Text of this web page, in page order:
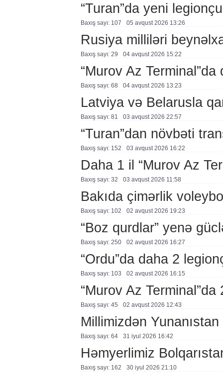
“Turan”da yeni legionçu
Baxış sayı: 107 05 avqust 2026 13:26
Rusiya milliləri
Baxış sayı: 29 04 avqust 2026 15:22
“Murov Az
Baxış sayı: 68 04 avqust 2026 13:23
Latviya və Belarusla
Baxış sayı: 81 03 avqust 2026 22:57
“Turan”dan növbəti
Baxış sayı: 152 03 avqust 2026 16:22
Daha 1 il “Murov Az
Baxış sayı: 32 03 avqust 2026 11:58
Bakıda çimərlik
Baxış sayı: 102 02 avqust 2026 19:23
“Boz qurdlar” yenə
Baxış sayı: 250 02 avqust 2026 16:27
“Ordu”da daha 2
Baxış sayı: 103 02 avqust 2026 16:15
“Murov Az
Baxış sayı: 45 02 avqust 2026 12:43
Millimizdən
Baxış sayı: 64 31 i̇yul 2026 16:42
Həmyerlimiz
Baxış sayı: 162 30 i̇yul 2026 21:10